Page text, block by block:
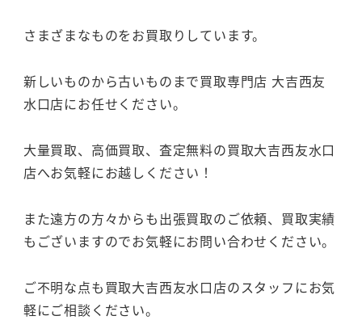
さまざまなものをお買取りしています。
新しいものから古いものまで買取専門店 大吉西友
水口店にお任せください。
大量買取、高価買取、査定無料の買取大吉西友水口
店へお気軽にお越しください！
また遠方の方々からも出張買取のご依頼、買取実績
もございますのでお気軽にお問い合わせください。
ご不明な点も買取大吉西友水口店のスタッフにお気
軽にご相談ください。